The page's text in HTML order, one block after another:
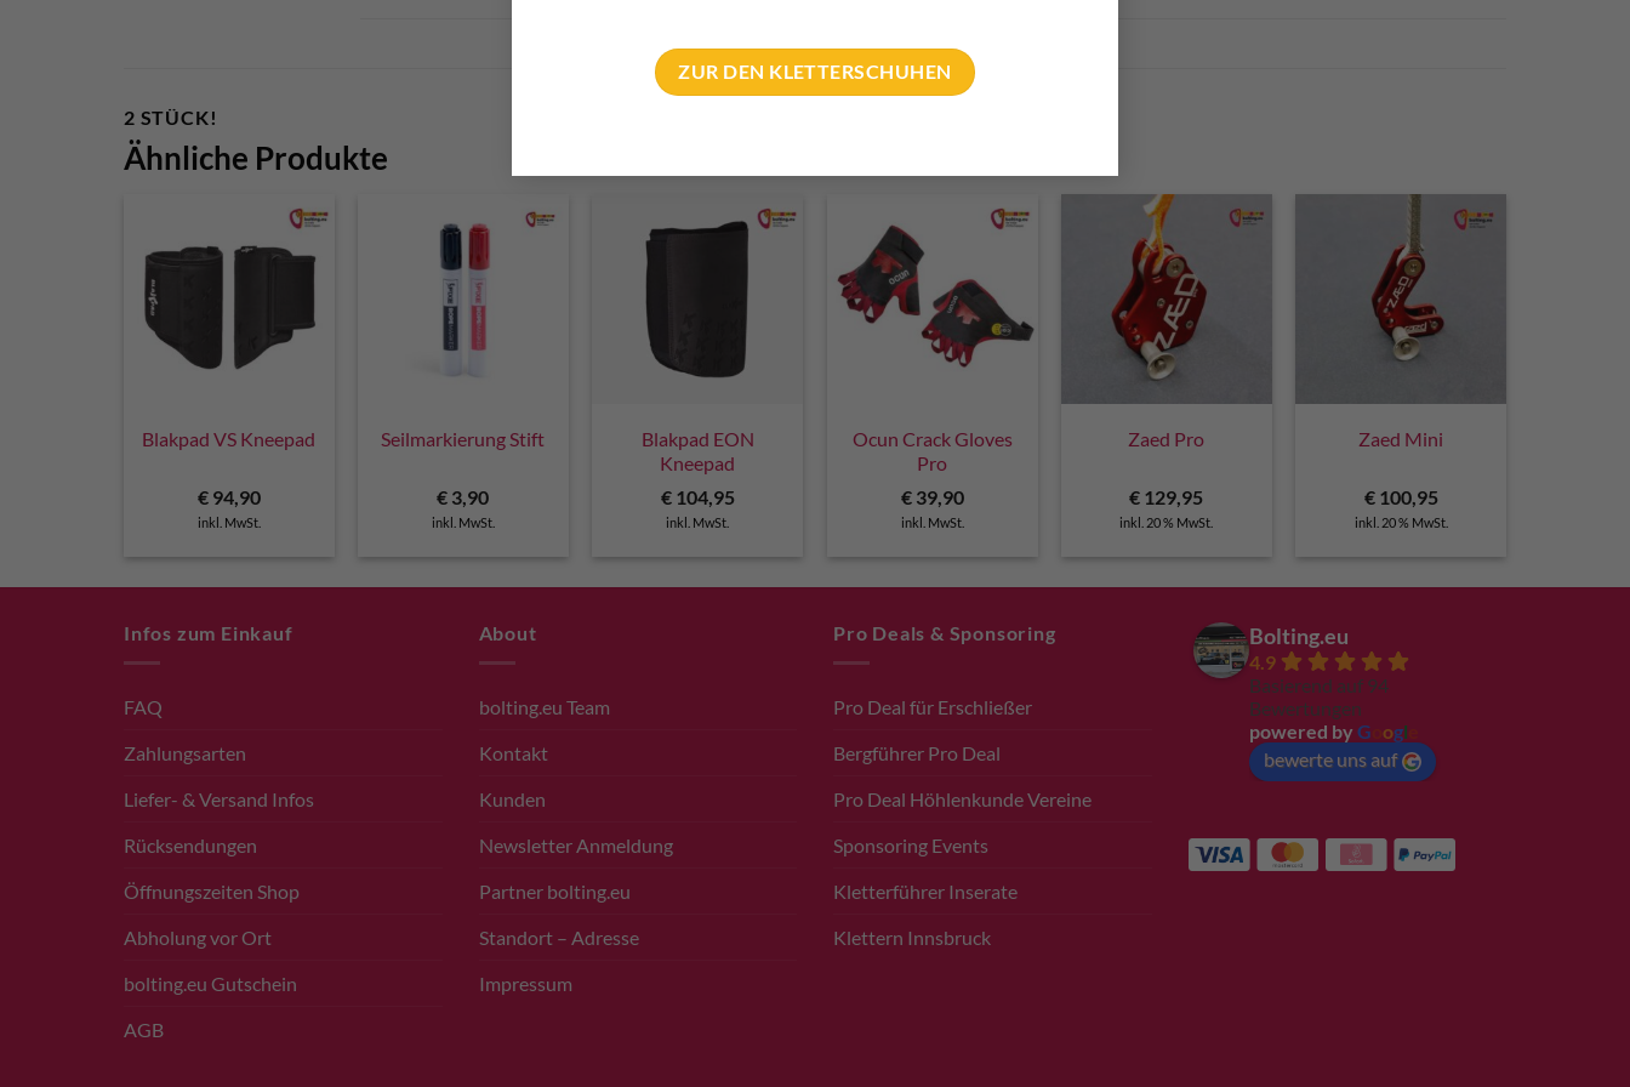
ZUR DEN KLETTERSCHUHEN
2 STÜCK!
Ähnliche Produkte
Blakpad VS Kneepad
€94,90
inkl. MwSt.
Seilmarkierung Stift
€ 3,90
inkl. MwSt.
Blakpad EON
Kneepad
€104,95
inkl. MwSt.
Ocun Crack Gloves
Pro
€39,90
inkl. MwSt.
Zaed Pro
€ 129,95
inkl. 20 % MwSt.
Zaed Mini
€100,95
inkl. 20 % MwSt.
Infos zum Einkauf
FAQ
Zahlungsarten
Liefer- & Versand Infos
Rücksendungen
Öffnungszeiten Shop
Abholung vor Ort
bolting.eu Gutschein
AGB
About
bolting.eu Team
Kontakt
Kunden
Newsletter Anmeldung
Partner bolting.eu
Standort – Adresse
Impressum
Pro Deals & Sponsoring
Pro Deal für Erschließer
Bergführer Pro Deal
Pro Deal Höhlenkunde Vereine
Sponsoring Events
Kletterführer Inserate
Klettern Innsbruck
Bolting.eu
4.9
Basierend auf 94
Bewertungen
powered by G ogl
bewerte uns auf